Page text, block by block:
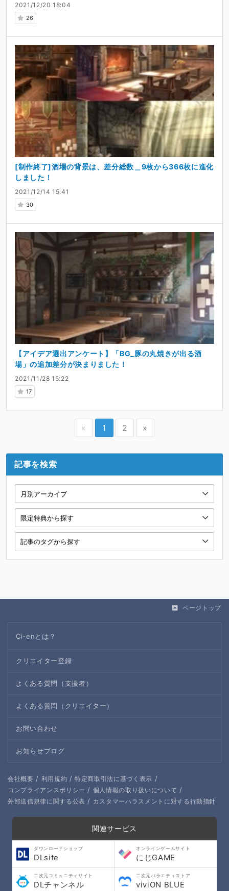
2021/12/20 18:04
26
2021/12/14 15:41
30
[制作終了]酒場の背景は、差分総数＿9枚から366枚に進化
しました！
2021/11/28 15:22
17
【アイデア選出アンケート】「BG_豚の丸焼きが出る酒
場」の追加差分が決まりました！
« 1 2 »
記事を検索
ページトップ
Ci-enとは？
クリエイター登録
よくある質問（支援者）
よくある質問（クリエイター）
お問い合わせ
お知らせブログ
会社概要 / 利用規約 / 特定商取引法に基づく表示 /
コンプライアンスポリシー / 個人情報の取り扱いについて /
外部送信規律に関する公表 / カスタマーハラスメントに対する行動指針
関連サービス
ダウンロードショップ
DLsite
オンラインゲームサイト
にじGAME
二次元コミュニティサイト
DLチャンネル
二次元バラエティストア
viviON BLUE